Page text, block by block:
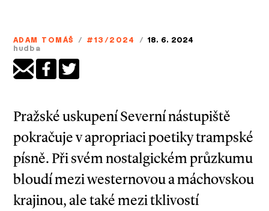
ADAM TOMÁŠ / #13/2024 / 18. 6. 2024
hudba
Pražské uskupení Severní nástupiště
pokračuje v apropriaci poetiky trampské
písně. Při svém nostalgickém průzkumu
bloudí mezi westernovou a máchovskou
krajinou, ale také mezi tklivostí